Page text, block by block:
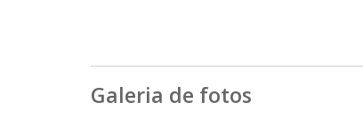
Galeria de fotos